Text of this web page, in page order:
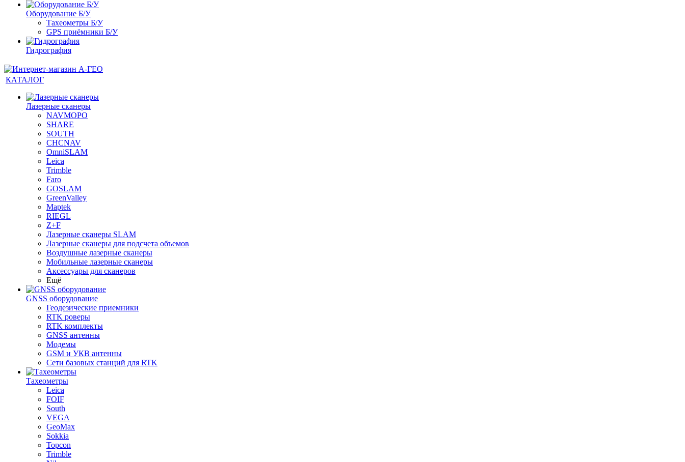
Оборудование Б/У
Тахеометры Б/У
GPS приёмники Б/У
Гидрография
КАТАЛОГ
Лазерные сканеры
NAVMOPO
SHARE
SOUTH
CHCNAV
OmniSLAM
Leica
Trimble
Faro
GOSLAM
GreenValley
Maptek
RIEGL
Z+F
Лазерные сканеры SLAM
Лазерные сканеры для подсчета объемов
Воздушные лазерные сканеры
Мобильные лазерные сканеры
Аксессуары для сканеров
Ещё
GNSS оборудование
Геодезические приемники
RTK роверы
RTK комплекты
GNSS антенны
Модемы
GSM и УКВ антенны
Сети базовых станций для RTK
Тахеометры
Leica
FOIF
South
VEGA
GeoMax
Sokkia
Topcon
Trimble